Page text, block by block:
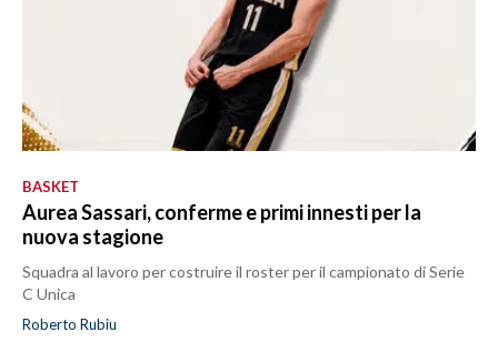
BASKET
Aurea Sassari, conferme e primi innesti per la
nuova stagione
Squadra al lavoro per costruire il roster per il campionato di Serie
C Unica
Roberto Rubiu